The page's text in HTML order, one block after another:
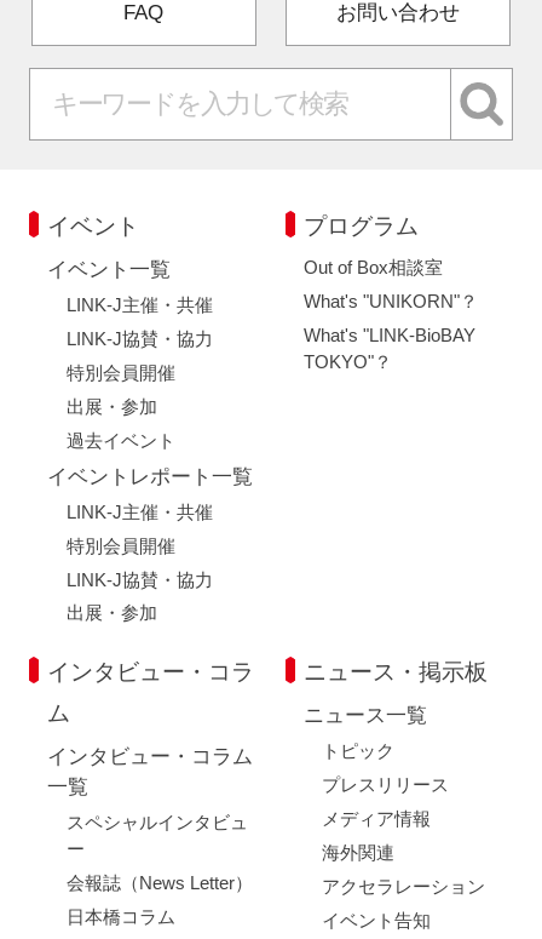
FAQ お問い合わせ
イベント
イベント一覧
LINK-J主催・共催
LINK-J協賛・協力
特別会員開催
出展・参加
過去イベント
イベントレポート一覧
LINK-J主催・共催
特別会員開催
LINK-J協賛・協力
出展・参加
プログラム
Out of Box相談室
What's "UNIKORN"？
What's "LINK-BioBAY
TOKYO"？
インタビュー・コラ
ム
インタビュー・コラム
一覧
スペシャルインタビュ
ー
会報誌（News Letter）
日本橋コラム
ニュース・掲示板
ニュース一覧
トピック
プレスリリース
メディア情報
海外関連
アクセラレーション
イベント告知